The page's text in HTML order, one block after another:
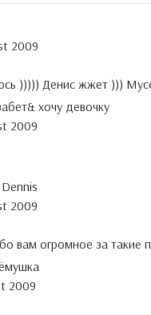
2009
))))) Денис жжет )))
хочу девочку
2009
2009
вам огромное за такие
2009